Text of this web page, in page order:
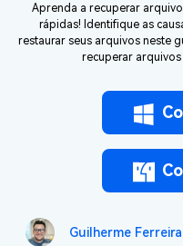
Aprenda a recuperar
rápidas! Identifique as
restaurar seus arquivos neste
recuperar
Guilherme Ferreira